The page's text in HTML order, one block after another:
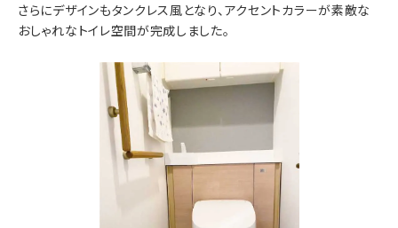
さらにデザインもタンクレス風となり、アクセントカラーが素敵な
おしゃれなトイレ空間が完成しました。